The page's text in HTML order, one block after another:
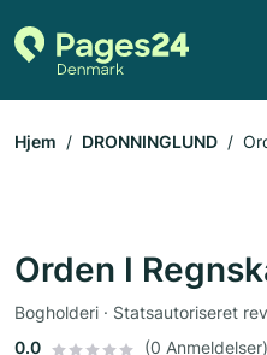
Hjem DRONNINGLUND
Orden I
Bogholderi · Statsautoriseret
0.0
(0 Anmeldelser)